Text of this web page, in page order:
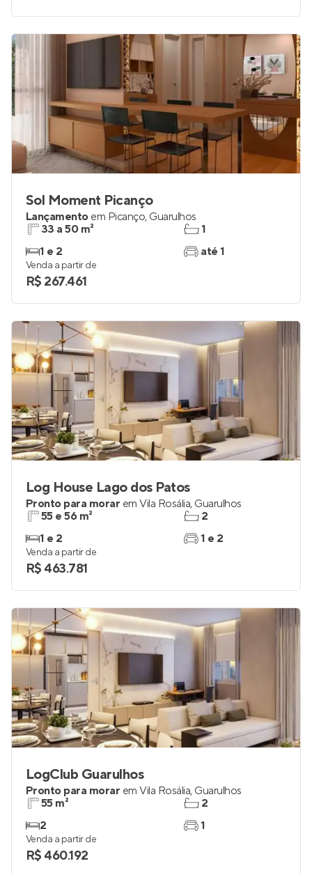
Sol Moment Picanço
Lançamento em Picanço, Guarulhos
33 a 50 m²
1 e 2
1
até 1
Venda a partir de
R$ 267.461
Log House Lago dos Patos
Pronto para morar em Vila Rosália, Guarulhos
55 e 56 m²
1 e 2
2
1 e 2
Venda a partir de
R$ 463.781
LogClub Guarulhos
Pronto para morar em Vila Rosália, Guarulhos
55 m²
2
2
1
Venda a partir de
R$ 460.192